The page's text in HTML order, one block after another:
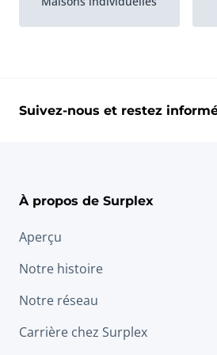
Suivez-nous et restez
À propos de Surplex
Aperçu
Notre histoire
Notre réseau
Carrière chez Surplex